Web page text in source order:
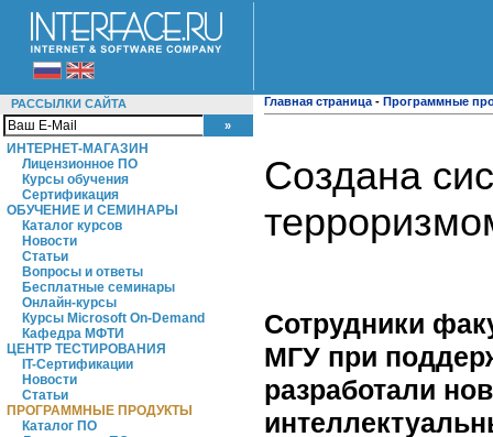
РАССЫЛКИ САЙТА
ИНТЕРНЕТ-МАГАЗИН
Лицензионное ПО
Курсы обучения
Сертификация
ОБУЧЕНИЕ И СЕМИНАРЫ
Каталог курсов
Новости
Статьи
Вопросы и ответы
Бесплатные семинары
Онлайн-курсы
Курсы Microsoft On-Demand
Кафедра МФТИ
ЦЕНТР ТЕСТИРОВАНИЯ
IT-Сертификации
Новости
Статьи
ПРОГРАММНЫЕ ПРОДУКТЫ
Каталог ПО
Главная страница - Программные
Создана
Сотрудники
МГУ при
разработали